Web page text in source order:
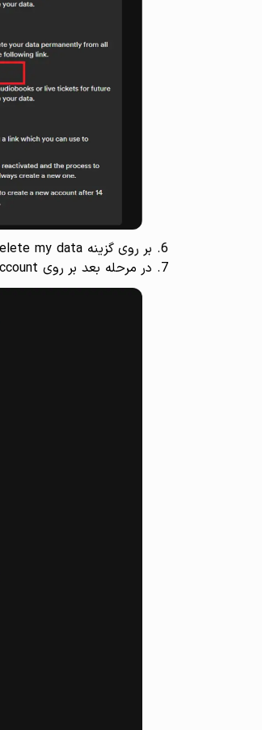
بر روی گزینه Close my account and delete my data کلیک کنید.
در مرحله بعد بر روی Close Account در کادر سبز رنگ کلیک کنید.